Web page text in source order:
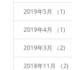
2019年5月 （1)
2019年4月 （1)
2019年3月 （2)
2018年11月 （2)